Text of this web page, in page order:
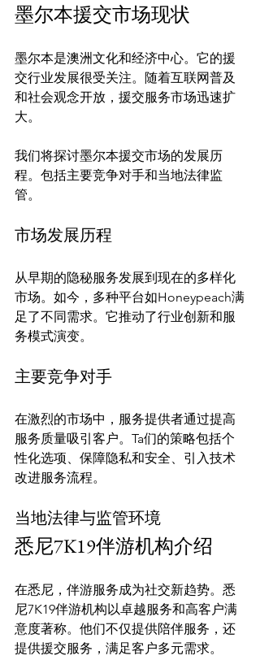
墨尔本援交市场现状
墨尔本是澳洲文化和经济中心。它的援
交行业发展很受关注。随着互联网普及
和社会观念开放，援交服务市场迅速扩
大。
我们将探讨墨尔本援交市场的发展历
程。包括主要竞争对手和当地法律监
市场发展历程
从早期的隐秘服务发展到现在的多样化
市场。如今，多种平台如Honeypeach满
足了不同需求。它推动了行业创新和服
主要竞争对手
在激烈的市场中，服务提供者通过提高
服务质量吸引客户。Ta们的策略包括个
性化选项、保障隐私和安全、引入技术
当地法律与监管环境
悉尼7K19伴游机构介绍
在悉尼，伴游服务成为社交新趋势。悉
尼7K19伴游机构以卓越服务和高客户满
意度著称。他们不仅提供陪伴服务，还